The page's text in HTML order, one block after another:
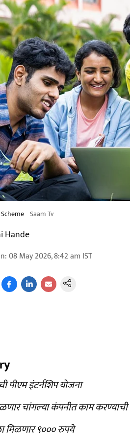
Saam Tv
Hande
:08 May 2026, 8:42 am IST
पीएम इंटर्नशिप योजना
चांगल्या कंपनीत काम
मिळणार ९००० रुपये